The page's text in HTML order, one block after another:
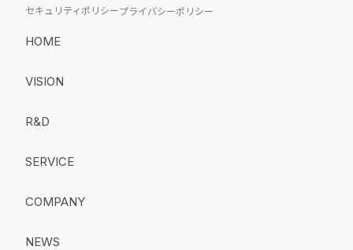
セキュリティポリシープライバシーポリシー
HOME
VISION
R&D
SERVICE
COMPANY
NEWS